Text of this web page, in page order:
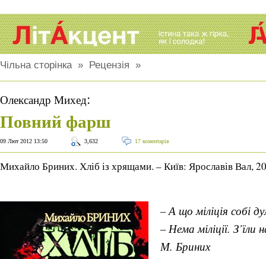
Чільна сторінка» Рецензія »
Олександр Михед:
Повний фарш
09 Лют 2012 13:50 3,632 17 коментарів
Михайло Бриних. Хліб із хрящами. – Київ: Ярославів Вал,
– А що міліція собі
– Нема міліції. З’їли
М. Бриних